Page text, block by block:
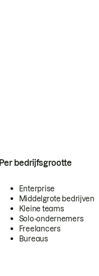
Per bedrijfsgrootte
Enterprise
Middelgrote bedrijven
Kleine teams
Solo-ondernemers
Freelancers
Bureaus